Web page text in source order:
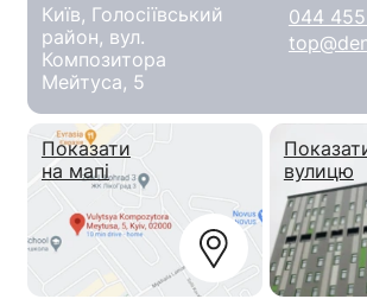
Київ, Голосіївський
район, вул.
Композитора
Мейтуса, 5
044
Показати
на мапі
вулицю